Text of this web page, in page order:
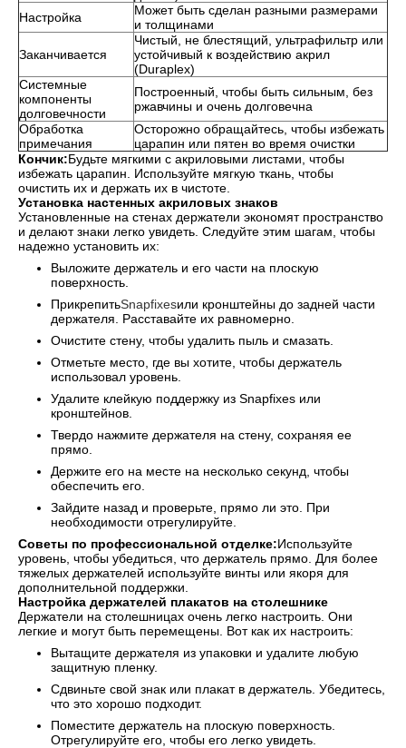
Настройка
Может быть сделан разными размерами
и толщинами
Заканчивается
Чистый, не блестящий, ультрафильтр или
устойчивый к воздействию акрил
(Duraplex)
Системные
компоненты
долговечности
Построенный, чтобы быть сильным, без
ржавчины и очень долговечна
Обработка
примечания
Осторожно обращайтесь, чтобы избежать
царапин или пятен во время очистки
Кончик:Будьте мягкими с акриловыми листами, чтобы
избежать царапин. Используйте мягкую ткань, чтобы
очистить их и держать их в чистоте.
Установка настенных акриловых знаков
Установленные на стенах держатели экономят пространство
и делают знаки легко увидеть. Следуйте этим шагам, чтобы
надежно установить их:
Выложите держатель и его части на плоскую
поверхность.
ПрикрепитьSnapfixesили кронштейны до задней части
держателя. Расставайте их равномерно.
Очистите стену, чтобы удалить пыль и смазать.
Отметьте место, где вы хотите, чтобы держатель
использовал уровень.
Удалите клейкую поддержку из Snapfixes или
кронштейнов.
Твердо нажмите держателя на стену, сохраняя ее
прямо.
Держите его на месте на несколько секунд, чтобы
обеспечить его.
Зайдите назад и проверьте, прямо ли это. При
необходимости отрегулируйте.
Советы по профессиональной отделке:Используйте
уровень, чтобы убедиться, что держатель прямо. Для более
тяжелых держателей используйте винты или якоря для
дополнительной поддержки.
Настройка держателей плакатов на столешнике
Держатели на столешницах очень легко настроить. Они
легкие и могут быть перемещены. Вот как их настроить:
Вытащите держателя из упаковки и удалите любую
защитную пленку.
Сдвиньте свой знак или плакат в держатель. Убедитесь,
что это хорошо подходит.
Поместите держатель на плоскую поверхность.
Отрегулируйте его, чтобы его легко увидеть.